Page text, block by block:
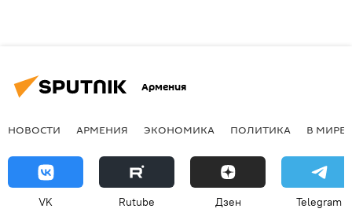
Армения
НОВОСТИ АРМЕНИЯ ЭКОНОМИКА ПОЛИТИКА В МИРЕ
VK Rutube Дзен Telegram